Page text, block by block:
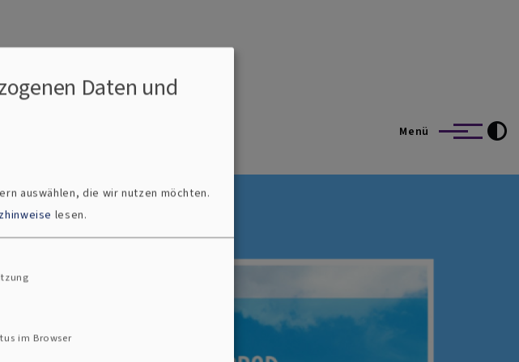
Menü
Daten und
auswählen, die wir nutzen möchten.
lesen.
im Browser